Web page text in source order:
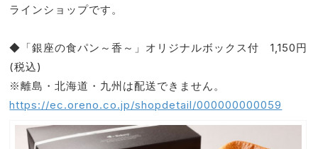
ラインショップです。
◆「銀座の食パン～香～」オリジナルボックス付 1,150円
(税込)
※離島・北海道・九州は配送できません。
https://ec.oreno.co.jp/shopdetail/000000000059